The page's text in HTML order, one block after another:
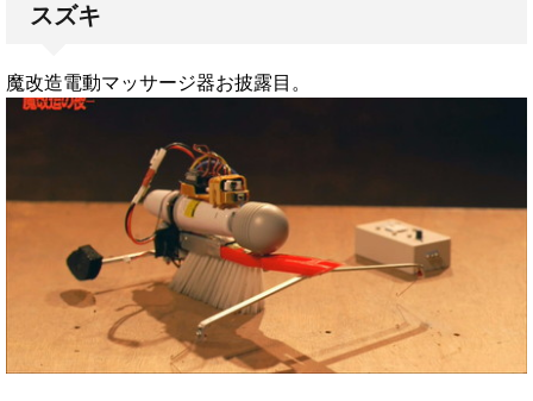
スズキ
魔改造電動マッサージ器お披露目。